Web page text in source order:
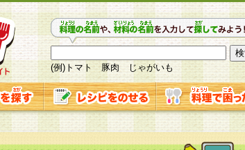
(例)トマト 豚肉 じゃがいも